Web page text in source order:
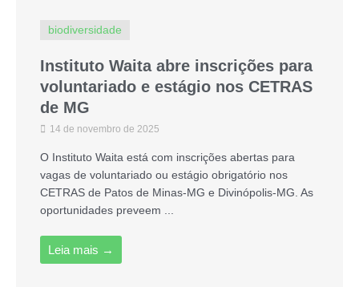
biodiversidade
Instituto Waita abre inscrições para
voluntariado e estágio nos CETRAS
de MG
14 de novembro de 2025
O Instituto Waita está com inscrições abertas para
vagas de voluntariado ou estágio obrigatório nos
CETRAS de Patos de Minas-MG e Divinópolis-MG. As
oportunidades preveem ...
Leia mais →